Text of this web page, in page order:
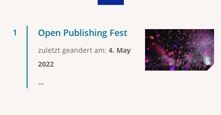
Open Publishing Fest
zuletzt geändert am: 4. May
2022
...